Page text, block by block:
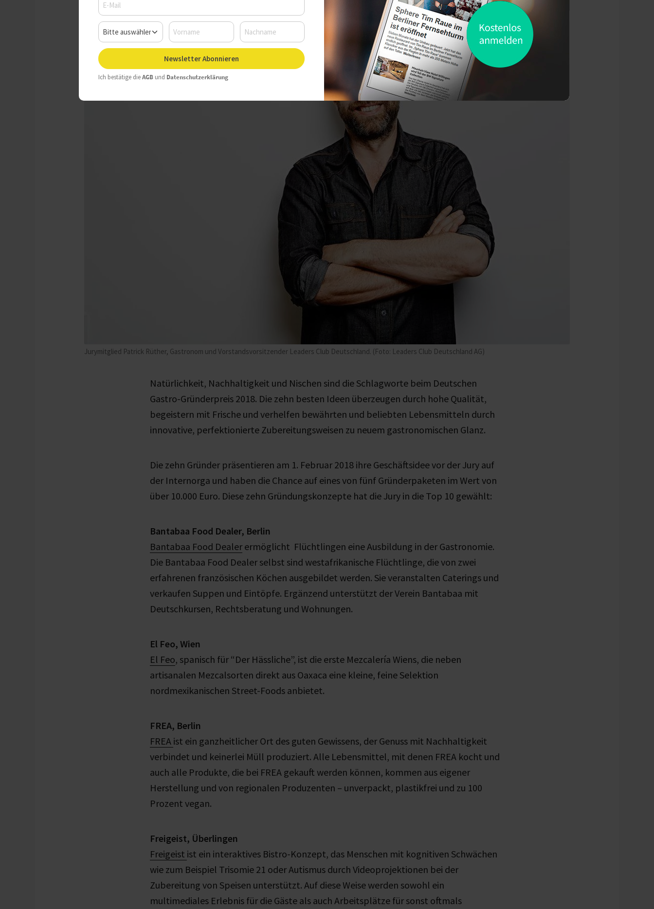
Jurymitglied Patrick Rüther, Gastronom und Vorstandsvorsitzender Leaders Club Deutschland. (Foto: Leaders Club Deutschland AG)
Natürlichkeit, Nachhaltigkeit und Nischen sind die Schlagworte beim Deutschen
Gastro-Gründerpreis 2018. Die zehn besten Ideen überzeugen durch hohe Qualität,
begeistern mit Frische und verhelfen bewährten und beliebten Lebensmitteln durch
innovative, perfektionierte Zubereitungsweisen zu neuem gastronomischen Glanz.
Die zehn Gründer präsentieren am 1. Februar 2018 ihre Geschäftsidee vor der Jury auf
der Internorga und haben die Chance auf eines von fünf Gründerpaketen im Wert von
über 10.000 Euro. Diese zehn Gründungskonzepte hat die Jury in die Top 10 gewählt:
Bantabaa Food Dealer, Berlin
Bantabaa Food Dealer ermöglicht Flüchtlingen eine Ausbildung in der Gastronomie.
Die Bantabaa Food Dealer selbst sind westafrikanische Flüchtlinge, die von zwei
erfahrenen französischen Köchen ausgebildet werden. Sie veranstalten Caterings und
verkaufen Suppen und Eintöpfe. Ergänzend unterstützt der Verein Bantabaa mit
Deutschkursen, Rechtsberatung und Wohnungen.
El Feo, Wien
El Feo, spanisch für “Der Hässliche”, ist die erste Mezcalería Wiens, die neben
artisanalen Mezcalsorten direkt aus Oaxaca eine kleine, feine Selektion
nordmexikanischen Street-Foods anbietet.
FREA, Berlin
FREA ist ein ganzheitlicher Ort des guten Gewissens, der Genuss mit Nachhaltigkeit
verbindet und keinerlei Müll produziert. Alle Lebensmittel, mit denen FREA kocht und
auch alle Produkte, die bei FREA gekauft werden können, kommen aus eigener
Herstellung und von regionalen Produzenten – unverpackt, plastikfrei und zu 100
Prozent vegan.
Freigeist, Überlingen
Freigeist ist ein interaktives Bistro-Konzept, das Menschen mit kognitiven Schwächen
wie zum Beispiel Trisomie 21 oder Autismus durch Videoprojektionen bei der
Zubereitung von Speisen unterstützt. Auf diese Weise werden sowohl ein
multimediales Erlebnis für die Gäste als auch Arbeitsplätze für sonst oftmals
Newsletter Abonnieren
Ich bestätige dieAGB und Datenschutzerklärung